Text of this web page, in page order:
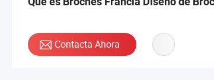
Contacta Ahora